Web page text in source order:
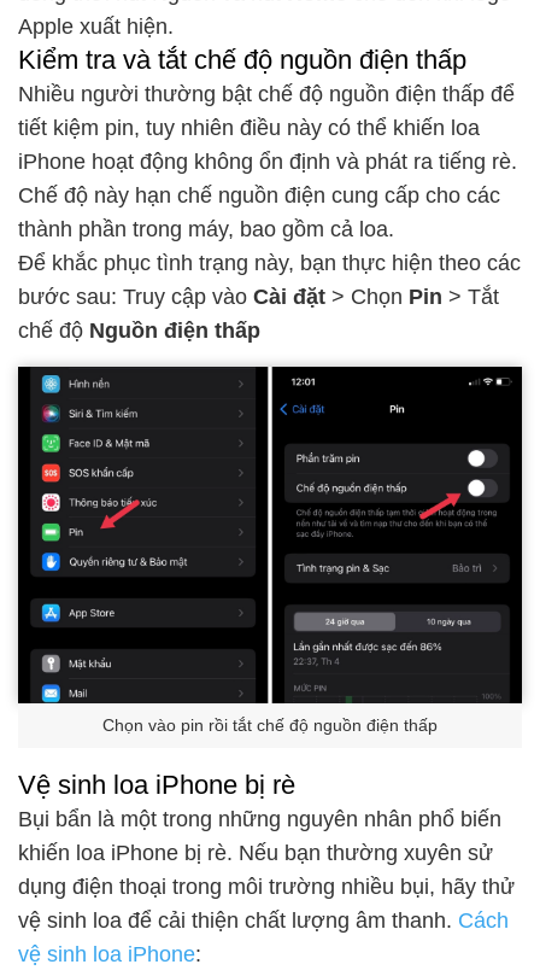
Apple xuất hiện.
Kiểm tra và tắt chế độ nguồn điện thấp
Nhiều người thường bật chế độ nguồn điện thấp để
tiết kiệm pin, tuy nhiên điều này có thể khiến loa
iPhone hoạt động không ổn định và phát ra tiếng rè.
Chế độ này hạn chế nguồn điện cung cấp cho các
thành phần trong máy, bao gồm cả loa.
Để khắc phục tình trạng này, bạn thực hiện theo các
bước sau: Truy cập vào Cài đặt > Chọn Pin > Tắt
chế độ Nguồn điện thấp
Chọn vào pin rồi tắt chế độ nguồn điện thấp
Vệ sinh loa iPhone bị rè
Bụi bẩn là một trong những nguyên nhân phổ biến
khiến loa iPhone bị rè. Nếu bạn thường xuyên sử
dụng điện thoại trong môi trường nhiều bụi, hãy thử
vệ sinh loa để cải thiện chất lượng âm thanh. Cách
vệ sinh loa iPhone: